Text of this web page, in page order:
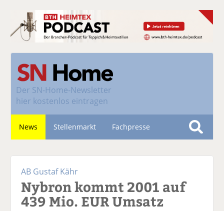
Der SN-Home-Newsletter
hier kostenlos eintragen
News Stellenmarkt Fachpresse
S
e
AB Gustaf Kähr
Nybron kommt 2001 auf
439 Mio. EUR Umsatz